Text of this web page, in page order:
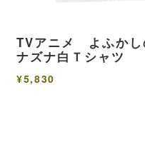
TVアニメ よふか
ナズナ白Ｔシャツ
¥5,830